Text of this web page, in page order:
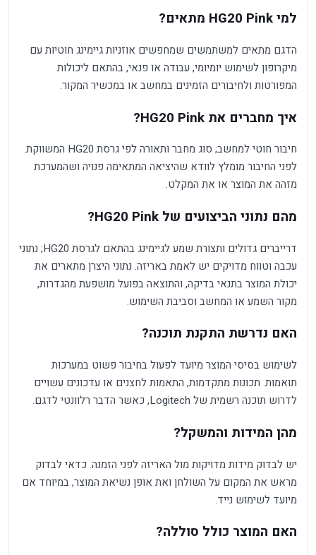
למי HG20 Pink מתאים?
הדגם מתאים למשתמשים שמחפשים אוזניות גיימינג חוטיות עם
מיקרופון לשימוש יומיומי, עבודה או פנאי, בהתאם ליכולות
המפורטות ולחיבורים הזמינים במחשב או במכשיר המקור.
איך מחברים את HG20 Pink?
חיבור חוטי למחשב; סוג מחבר ותאורה לפי גרסת HG20 המשווקת.
לפני החיבור מומלץ לוודא שהיציאה המתאימה פנויה ושהמערכת
מזהה את המוצר או את המקלט.
מהם נתוני הביצועים של HG20 Pink?
דרייברים גדולים ותצורת שמע לגיימינג בהתאם לגרסת HG20; נתוני
עכבה וטווח מדויקים יש לאמת באריזה. נתוני היצרן מתארים את
יכולת המוצר בתנאי בדיקה, והתוצאה בפועל מושפעת מהגדרות,
מקור השמע או המחשב וסביבת השימוש.
האם נדרשת התקנת תוכנה?
לשימוש בסיסי המוצר מיועד לפעול בחיבור פשוט במערכות
תואמות. תכונות מתקדמות, התאמות לחצנים או עדכונים עשויים
לדרוש תוכנה רשמית של Logitech, כאשר הדבר רלוונטי לדגם.
מהן המידות והמשקל?
יש לבדוק מידות מדויקות מול האריזה לפני הזמנה. כדאי לבדוק
מראש את המקום על השולחן ואת אופן נשיאת המוצר, במיוחד אם
מיועד לשימוש נייד.
האם המוצר כולל סוללה?